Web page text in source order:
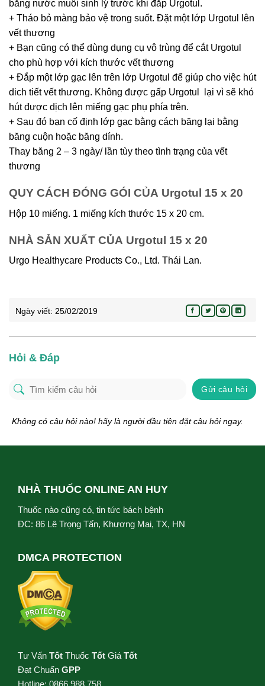
bằng nước muối sinh lý trước khi đắp Urgotul.
+ Tháo bỏ màng bảo vệ trong suốt. Đặt một lớp Urgotul lên
vết thương
+ Bạn cũng có thể dùng dụng cụ vô trùng để cắt Urgotul
cho phù hợp với kích thước vết thương
+ Đắp một lớp gạc lên trên lớp Urgotul để giúp cho việc hút
dich tiết vết thương. Không được gấp Urgotul lại vì sẽ khó
hút được dịch lên miếng gạc phụ phía trên.
+ Sau đó bạn cố định lớp gạc bằng cách băng lại bằng
băng cuộn hoặc băng dính.
Thay băng 2 – 3 ngày/ lần tùy theo tình trạng của vết
thương
QUY CÁCH ĐÓNG GÓI CỦA Urgotul 15 x 20
Hộp 10 miếng. 1 miếng kích thước 15 x 20 cm.
NHÀ SẢN XUẤT CỦA Urgotul 15 x 20
Urgo Healthycare Products Co., Ltd. Thái Lan.
Ngày viết: 25/02/2019
Hỏi & Đáp
Gửi câu hỏi
Không có câu hỏi nào! hãy là người đầu tiên đặt câu hỏi ngay.
NHÀ THUỐC ONLINE AN HUY
Thuốc nào cũng có, tin tức bách bệnh
ĐC: 86 Lê Trọng Tấn, Khương Mai, TX, HN
DMCA PROTECTION
Tư Vấn Tốt Thuốc Tốt Giá Tốt
Đạt Chuẩn GPP
Hotline: 0866.988.758